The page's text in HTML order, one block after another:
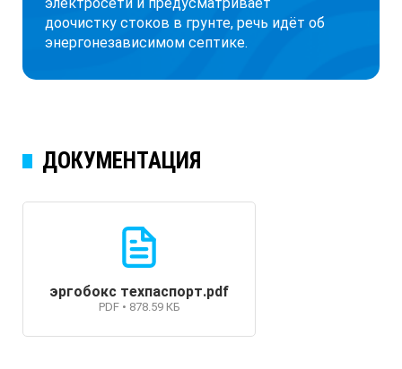
электросети и предусматривает
доочистку стоков в грунте, речь идёт об
энергонезависимом септике.
ДОКУМЕНТАЦИЯ
эргобокс техпаспорт.pdf
PDF • 878.59 КБ